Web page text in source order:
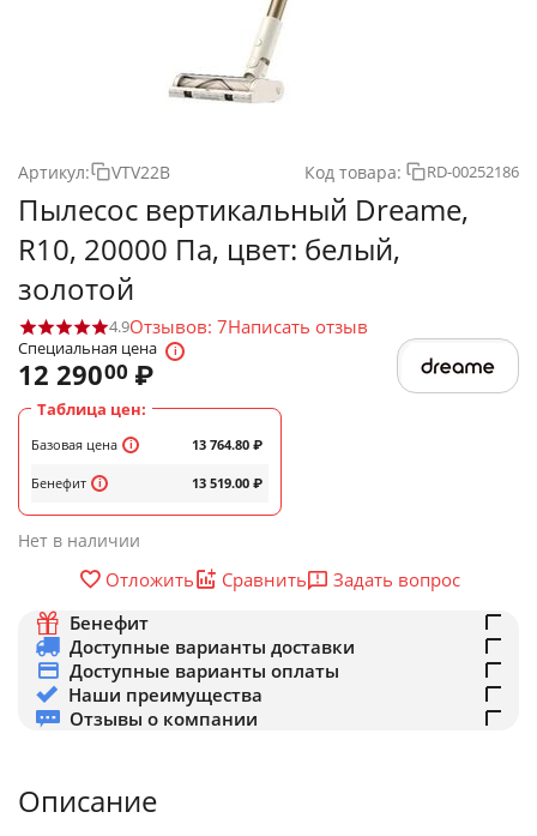
Артикул: VTV22B Код товара: RD-00252186
Пылесос вертикальный Dreame,
R10, 20000 Па, цвет: белый,
золотой
4.9Отзывов: 7Написать отзыв
Специальная цена
12 29000 ₽
Таблица цен:
Базовая цена
Бенефит
13 764.80 ₽
13 519.00 ₽
Нет в наличии
Отложить Сравнить
Задать вопрос
Бенефит
Доступные варианты доставки
Доступные варианты оплаты
Наши преимущества
Отзывы о компании
Описание